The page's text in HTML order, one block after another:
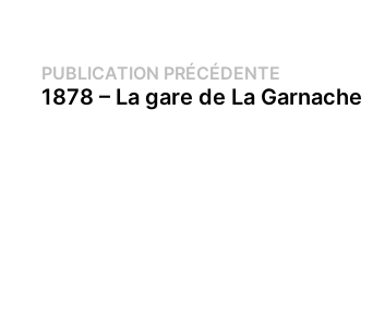
Navigation
PUBLICATION PRÉCÉDENTE
précédente :
1878 – La gare de La Garnache